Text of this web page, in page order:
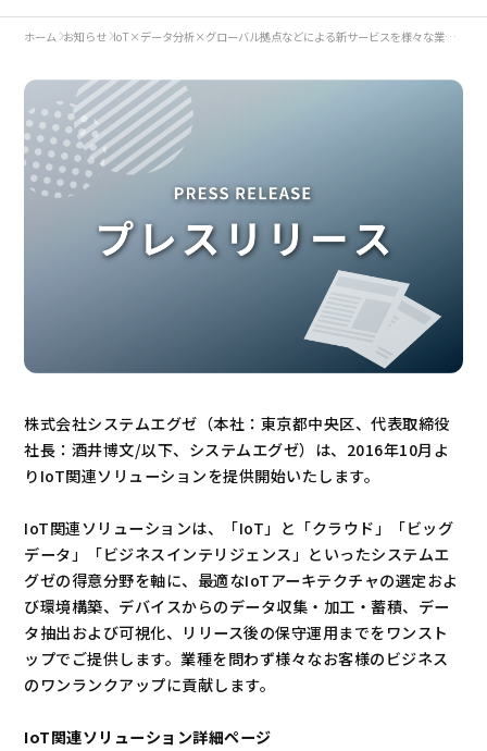
ホーム お知らせ IoT×データ分析×グローバル拠点などによる新サービスを様々な業務分野で提供開始
株式会社システムエグゼ（本社：東京都中央区、代表取締役
社長：酒井博文/以下、システムエグゼ）は、2016年10月よ
りIoT関連ソリューションを提供開始いたします。
IoT関連ソリューションは、「IoT」と「クラウド」「ビッグ
データ」「ビジネスインテリジェンス」といったシステムエ
グゼの得意分野を軸に、最適なIoTアーキテクチャの選定およ
び環境構築、デバイスからのデータ収集・加工・蓄積、デー
タ抽出および可視化、リリース後の保守運用までをワンスト
ップでご提供します。業種を問わず様々なお客様のビジネス
のワンランクアップに貢献します。
IoT関連ソリューション詳細ページ